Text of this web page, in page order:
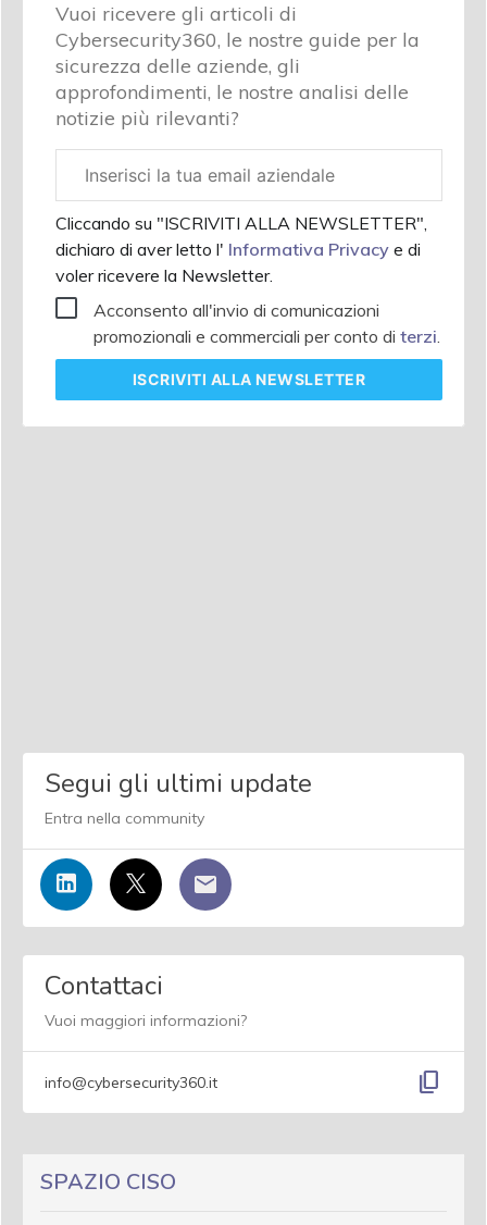
Vuoi ricevere gli articoli di
Cybersecurity360, le nostre guide per la
sicurezza delle aziende, gli
approfondimenti, le nostre analisi delle
notizie più rilevanti?
aziendale
Cliccando su "ISCRIVITI ALLA NEWSLETTER",
dichiaro di aver letto l' Informativa Privacy e di
voler ricevere la Newsletter.
Acconsento all'invio di comunicazioni
promozionali e commerciali per conto di terzi.
ISCRIVITI ALLA NEWSLETTER
Segui gli ultimi update
Entra nella community
Contattaci
Vuoi maggiori informazioni?
info@cybersecurity360.it content_copy
SPAZIO CISO